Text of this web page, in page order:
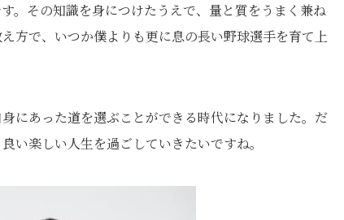
。その知識を身につけたうえで、量と質をうまく兼ね
方で、いつか僕よりも更に息の長い野球選手を育て上
にあった道を選ぶことができる時代になりました。だ
い楽しい人生を過ごしていきたいですね。